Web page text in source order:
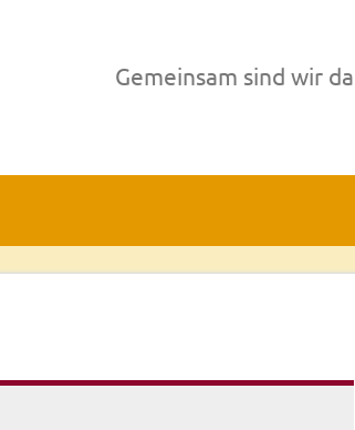
Gemeinsam sind wir